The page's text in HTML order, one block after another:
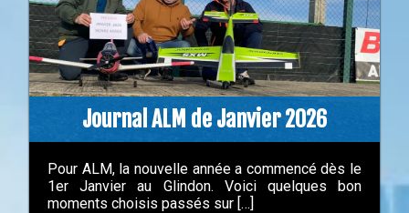
Journal ALM de Janvier 2026
Pour ALM, la nouvelle année a commencé dès le
1er Janvier au Glindon. Voici quelques bon
moments choisis passés sur […]